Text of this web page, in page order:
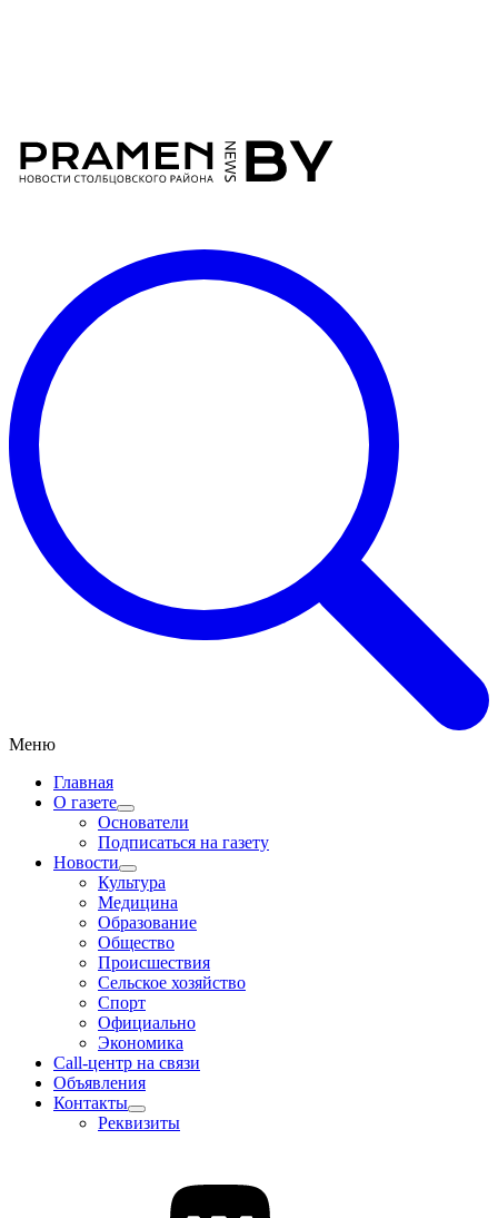
Меню
Главная
О газете
Основатели
Подписаться на газету
Новости
Культура
Медицина
Образование
Общество
Происшествия
Сельское хозяйство
Спорт
Официально
Экономика
Call-центр на связи
Объявления
Контакты
Реквизиты